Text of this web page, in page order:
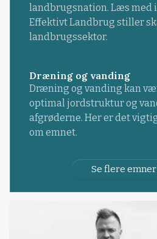
landbrugsnation. Læs med
Effektivt Landbrug stiller
landbrugssektor.
Dræning og vanding
Dræning og vanding kan
optimal jordstruktur og
afgrøderne. Her er det
om emnet.
Se flere